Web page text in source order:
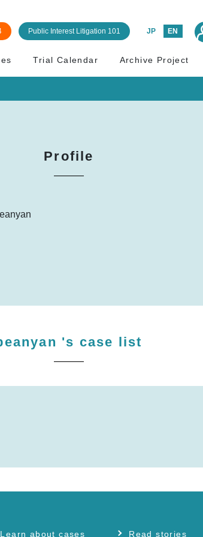
Public Interest Litigation 101 JP EN
Trial Calendar Archive Project
Profile
's case list
Learn about cases Read stories